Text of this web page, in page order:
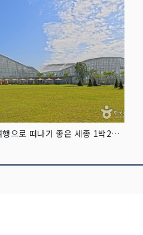
가족여행으로 떠나기 좋은 세종 1박2일 여행 코스